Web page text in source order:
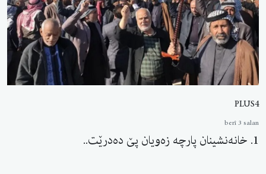
PLUS4
berî 3 salan
1. خانەنشینان پارچە زەویان پێ دەدرێت..